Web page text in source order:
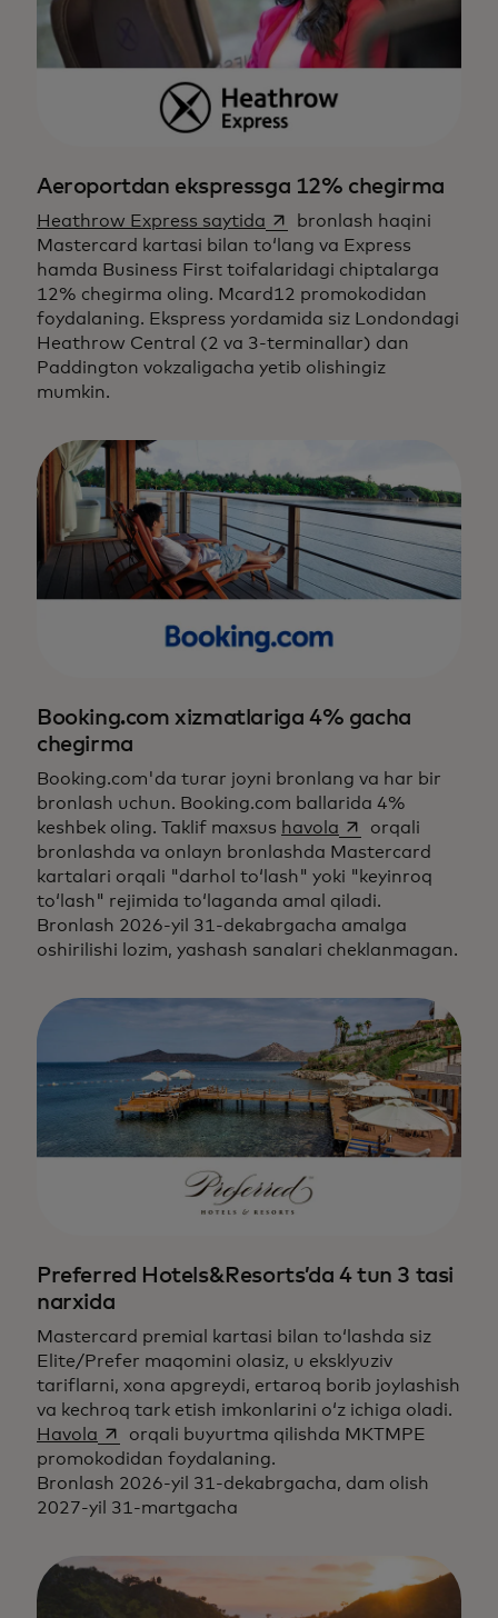
Aeroportdan ekspressga 12% chegirma
Heathrow Express saytida opens in a new tab
bronlash haqini
Mastercard kartasi bilan to‘lang va Express
hamda Business First toifalaridagi chiptalarga
12% chegirma oling. Mcard12 promokodidan
foydalaning. Ekspress yordamida siz Londondagi
Heathrow Central (2 va 3-terminallar) dan
Paddington vokzaligacha yetib olishingiz
mumkin.
Booking.com xizmatlariga 4% gacha
chegirma
Booking.com'da turar joyni bronlang va har bir
bronlash uchun. Booking.com ballarida 4%
keshbek oling. Taklif maxsus havola opens in a new
orqali
bronlashda va onlayn bronlashda Mastercard
kartalari orqali "darhol to‘lash" yoki "keyinroq
to‘lash" rejimida to‘laganda amal qiladi.
Bronlash 2026-yil 31-dekabrgacha amalga
oshirilishi lozim, yashash sanalari cheklanmagan.
Preferred Hotels&Resorts’da 4 tun 3 tasi
narxida
Mastercard premial kartasi bilan to‘lashda siz
Elite/Prefer maqomini olasiz, u eksklyuziv
tariflarni, xona apgreydi, ertaroq borib joylashish
va kechroq tark etish imkonlarini o‘z ichiga oladi.
Havola opens in a new tab
orqali buyurtma qilishda MKTMPE
promokodidan foydalaning.
Bronlash 2026-yil 31-dekabrgacha, dam olish
2027-yil 31-martgacha